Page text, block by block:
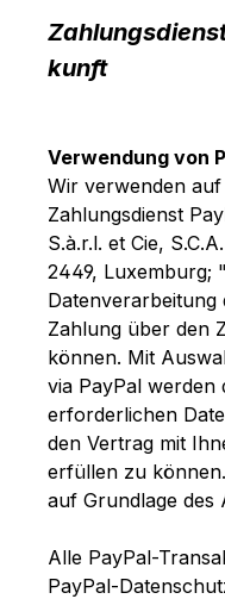
kunft
Verwendung von
Wir verwenden
Zahlungsdienst
S.à.r.l. et Cie,
2449, Luxemburg;
Datenverarbeitung
Zahlung über den
können. Mit
via PayPal werden
erforderlichen
den Vertrag mit
erfüllen zu
auf Grundlage des
Alle PayPal-
PayPal-